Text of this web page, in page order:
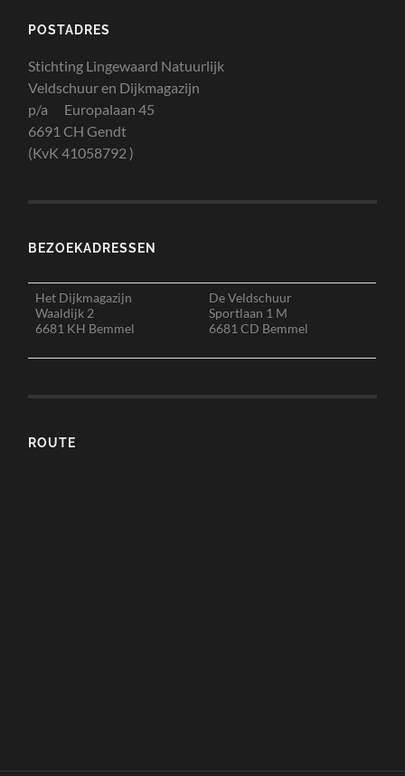
POSTADRES
Stichting Lingewaard Natuurlijk
Veldschuur en Dijkmagazijn
p/a Europalaan 45
6691 CH Gendt
(KvK 41058792 )
BEZOEKADRESSEN
Het Dijkmagazijn
Waaldijk 2
6681 KH Bemmel
De Veldschuur
Sportlaan 1 M
6681 CD Bemmel
ROUTE